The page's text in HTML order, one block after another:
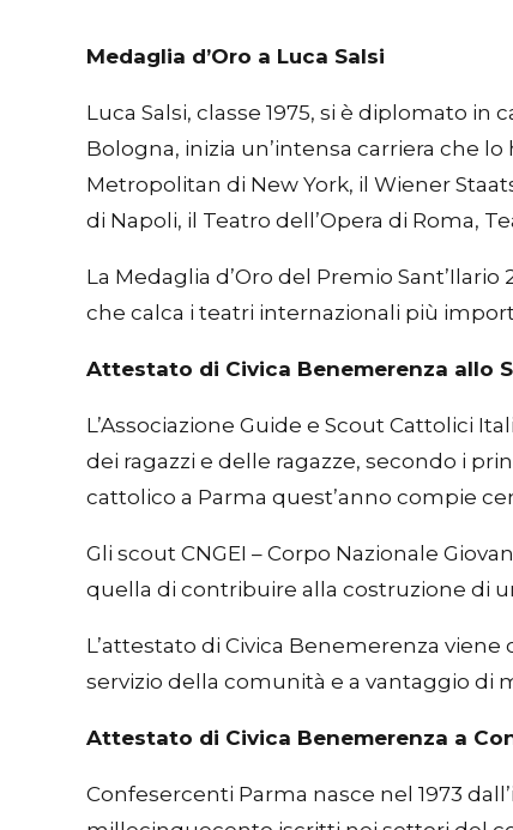
Medaglia d’Oro a Luca Salsi
Luca Salsi, classe 1975, si è diplomato
Bologna, inizia un’intensa carriera che
Metropolitan di New York, il Wiener
di Napoli, il Teatro dell’Opera di Roma,
La Medaglia d’Oro del Premio
che calca i teatri internazionali più
Attestato di Civica Benemerenza allo
L’Associazione Guide e Scout Cattolici
dei ragazzi e delle ragazze, secondo i
cattolico a Parma quest’anno compie
Gli scout CNGEI – Corpo Nazionale
quella di contribuire alla costruzione di
L’attestato di Civica Benemerenza viene
servizio della comunità e a vantaggio di
Attestato di Civica Benemerenza a
Confesercenti Parma nasce nel 1973